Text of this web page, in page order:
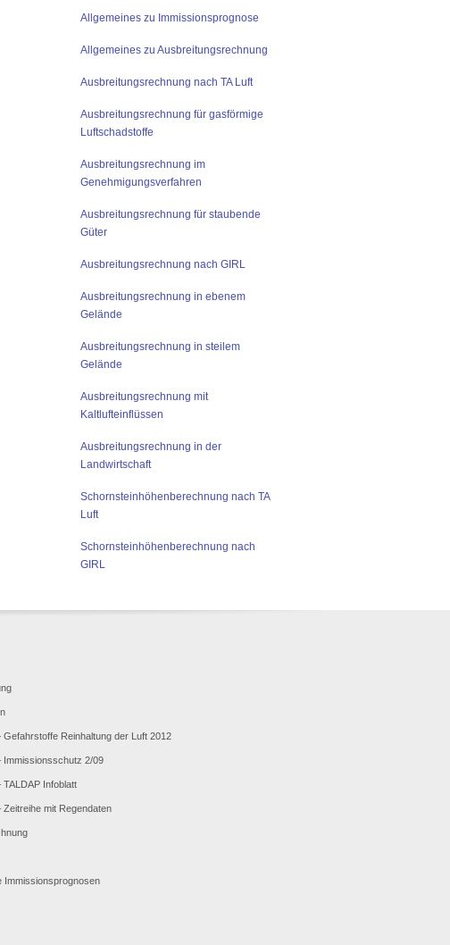
Allgemeines zu Immissionsprognose
Allgemeines zu Ausbreitungsrechnung
Ausbreitungsrechnung nach TA Luft
Ausbreitungsrechnung für gasförmige
Luftschadstoffe
Ausbreitungsrechnung im
Genehmigungsverfahren
Ausbreitungsrechnung für staubende
Güter
Ausbreitungsrechnung nach GIRL
Ausbreitungsrechnung in ebenem
Gelände
Ausbreitungsrechnung in steilem
Gelände
Ausbreitungsrechnung mit
Kaltlufteinflüssen
Ausbreitungsrechnung in der
Landwirtschaft
Schornsteinhöhenberechnung nach TA
Luft
Schornsteinhöhenberechnung nach
GIRL
Reinhaltung der Luft 2012
2/09
Infoblatt
mit Regendaten
Immissionsprognosen